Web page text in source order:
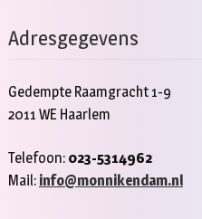
Adresgegevens
Gedempte Raamgracht 1-9
2011 WE Haarlem
Telefoon: 023-5314962
Mail: info@monnikendam.nl